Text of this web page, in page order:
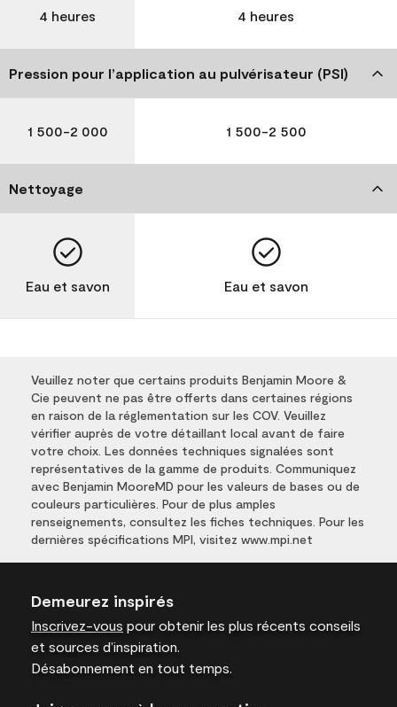
4 heures 4 heures
Pression pour l’application au pulvérisateur (PSI)
1 500-2 000 1 500-2 500
Nettoyage
Eau et savon Eau et savon
Veuillez noter que certains produits Benjamin Moore &
Cie peuvent ne pas être offerts dans certaines régions
en raison de la réglementation sur les COV. Veuillez
vérifier auprès de votre détaillant local avant de faire
votre choix. Les données techniques signalées sont
représentatives de la gamme de produits. Communiquez
avec Benjamin MooreMD pour les valeurs de bases ou de
couleurs particulières. Pour de plus amples
renseignements, consultez les fiches techniques. Pour les
dernières spécifications MPI, visitez www.mpi.net
Demeurez inspirés
Inscrivez-vous pour obtenir les plus récents conseils
et sources d’inspiration.
Désabonnement en tout temps.